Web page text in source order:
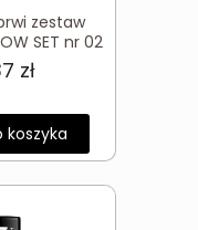
zestaw
SET nr 02
zł
koszyka